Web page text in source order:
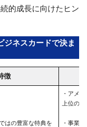
的成長に向けたヒン
ジネスカードで決ま
徴
はの豊富な特典を
・アメ
上位のサ
・事業